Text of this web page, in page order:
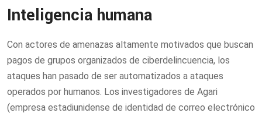
Inteligencia humana
Con actores de amenazas altamente motivados que buscan
pagos de grupos organizados de ciberdelincuencia, los
ataques han pasado de ser automatizados a ataques
operados por humanos. Los investigadores de Agari
(empresa estadiunidense de identidad de correo electrónico